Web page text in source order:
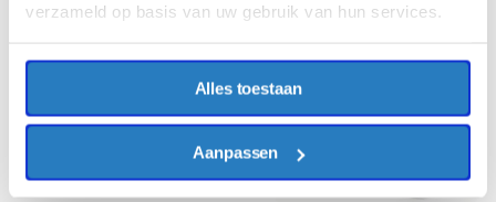
verzameld op basis van uw gebruik van hun services.
Alles toestaan
Aanpassen